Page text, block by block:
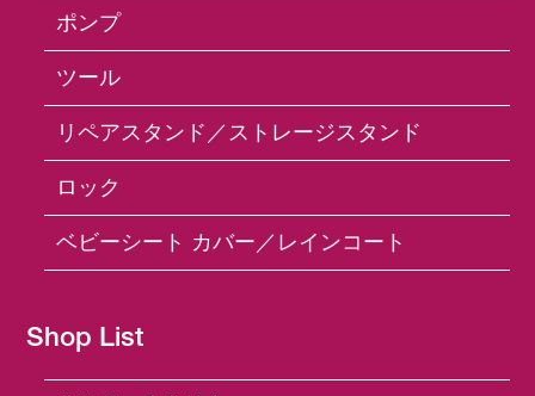
ポンプ
ツール
リペアスタンド／ストレージスタンド
ロック
ベビーシート カバー／レインコート
Shop List
Products